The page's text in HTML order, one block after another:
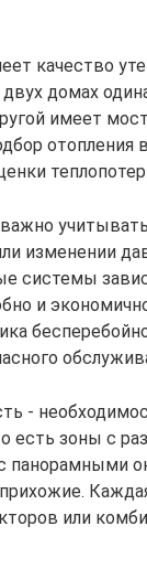
качество
домах
имеет
отопления
изменении
системы
и
-
есть зоны с
панорамными
или